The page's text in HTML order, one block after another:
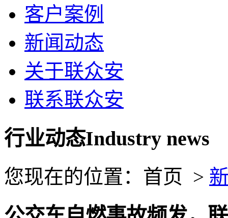
客户案例
新闻动态
关于联众安
联系联众安
行业动态Industry news
您现在的位置：首页 >